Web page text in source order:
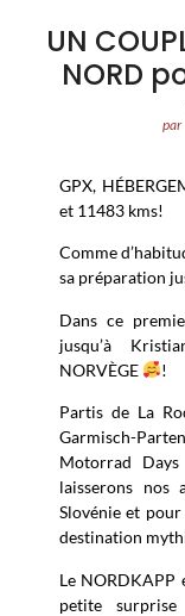
UN
NORD
par
GPX,
et 11483 kms!
Comme
sa préparation
Dans ce
jusqu’à
NORVÈGE
!
Partis de La
Garmisch-
Motorrad
laisserons
Slovénie et
destination
Le NORDKAPP
petite